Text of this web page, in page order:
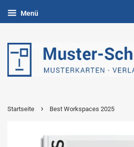
Menü
Startseite › Best Workspaces 2025